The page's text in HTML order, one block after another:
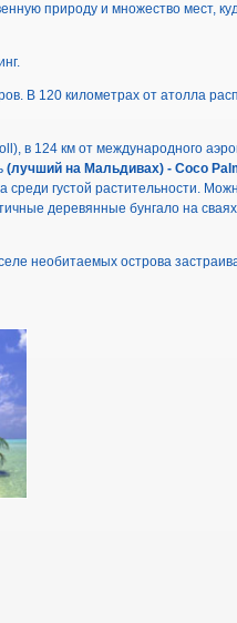
природу и множество мест,
В 120 километрах от атолла
в 124 км от международного
(лучший на Мальдивах) - Coco
среди густой растительности.
деревянные бунгало на
необитаемых острова